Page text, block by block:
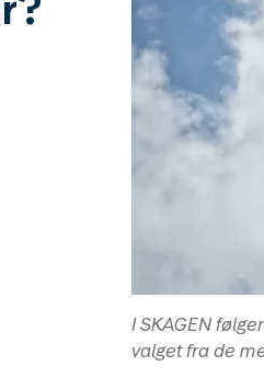
I SKAGEN
valget fra de